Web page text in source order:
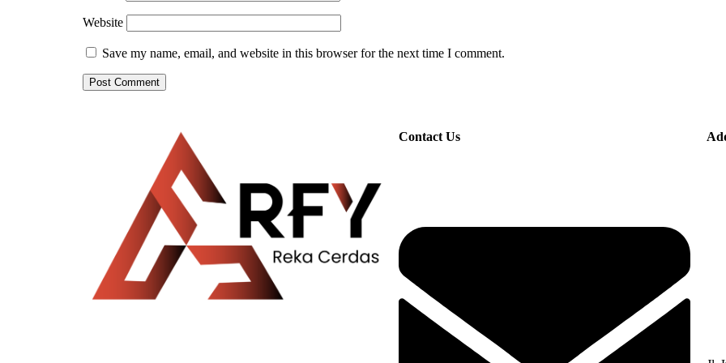
Website
Save my name, email, and website in this browser for the next time I comment.
Contact Us